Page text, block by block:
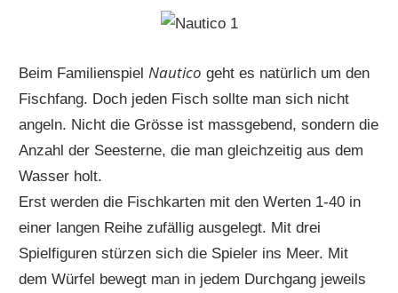
Beim FamilienspielNautico geht es natürlich um den
Fischfang. Doch jeden Fisch sollte man sich nicht
angeln. Nicht die Grösse ist massgebend, sondern die
Anzahl der Seesterne, die man gleichzeitig aus dem
Wasser holt.
Erst werden die Fischkarten mit den Werten 1-40 in
einer langen Reihe zufällig ausgelegt. Mit drei
Spielfiguren stürzen sich die Spieler ins Meer. Mit
dem Würfel bewegt man in jedem Durchgang jeweils